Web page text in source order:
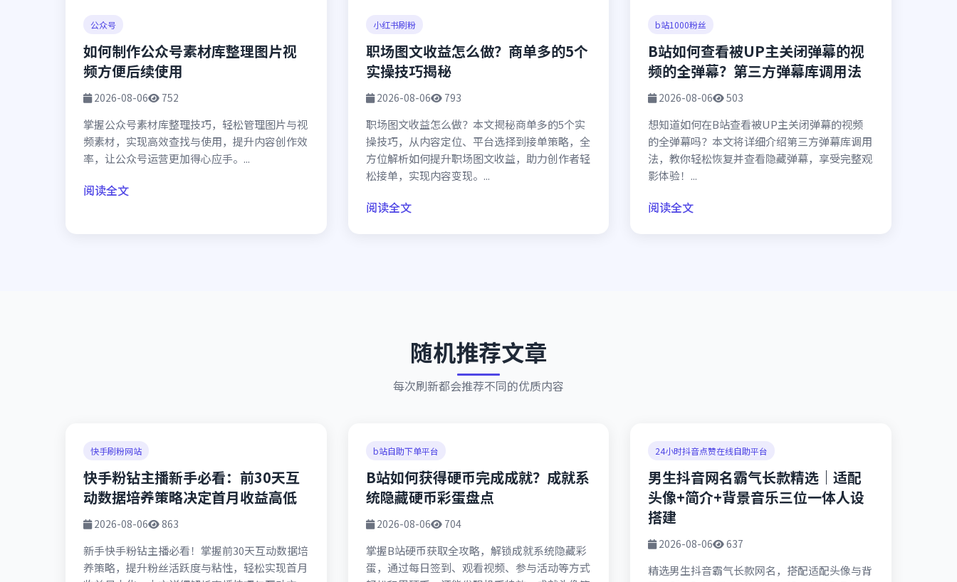
公众号
如何制作公众号素材库整理图片视
频方便后续使用
2026-08-06 752
掌握公众号素材库整理技巧，轻松管理图片与视
频素材，实现高效查找与使用，提升内容创作效
率，让公众号运营更加得心应手。...
阅读全文
小红书刷粉
职场图文收益怎么做？商单多的5个
实操技巧揭秘
2026-08-06 793
职场图文收益怎么做？本文揭秘商单多的5个实
操技巧，从内容定位、平台选择到接单策略，全
方位解析如何提升职场图文收益，助力创作者轻
松接单，实现内容变现。...
阅读全文
b站1000粉丝
B站如何查看被UP主关闭弹幕的视
频的全弹幕？第三方弹幕库调用法
2026-08-06 503
想知道如何在B站查看被UP主关闭弹幕的视频
的全弹幕吗？本文将详细介绍第三方弹幕库调用
法，教你轻松恢复并查看隐藏弹幕，享受完整观
影体验！...
阅读全文
随机推荐文章
每次刷新都会推荐不同的优质内容
快手刷粉网站
快手粉钻主播新手必看：前30天互
动数据培养策略决定首月收益高低
2026-08-06 863
新手快手粉钻主播必看！掌握前30天互动数据培
养策略，提升粉丝活跃度与粘性，轻松实现首月
b站自助下单平台
B站如何获得硬币完成成就？成就系
统隐藏硬币彩蛋盘点
2026-08-06 704
掌握B站硬币获取全攻略，解锁成就系统隐藏彩
蛋，通过每日签到、观看视频、参与活动等方式
24小时抖音点赞在线自助平台
男生抖音网名霸气长款精选｜适配
头像+简介+背景音乐三位一体人设
搭建
2026-08-06 637
精选男生抖音霸气长款网名，搭配适配头像与背